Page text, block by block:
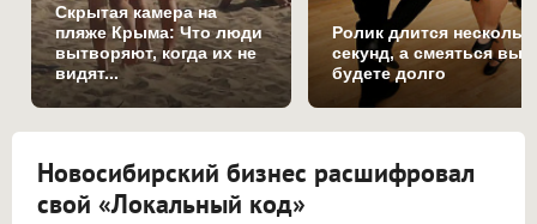
Скрытая камера на
пляже Крыма: Что люди
вытворяют, когда их не
видят...
Ролик длится
секунд, а смеяться вы
будете долго
Новосибирский бизнес расшифровал
свой «Локальный код»